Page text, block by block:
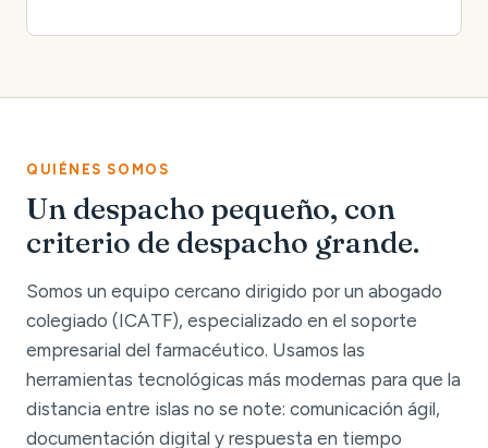
QUIÉNES SOMOS
Un despacho pequeño, con
criterio de despacho grande.
Somos un equipo cercano dirigido por un abogado
colegiado (ICATF), especializado en el soporte
empresarial del farmacéutico. Usamos las
herramientas tecnológicas más modernas para que la
distancia entre islas no se note: comunicación ágil,
documentación digital y respuesta en tiempo